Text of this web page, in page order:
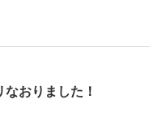
おりました！